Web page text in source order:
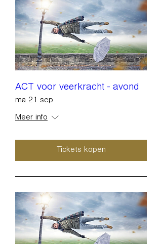
ACT voor veerkracht - avond
ma 21 sep
Meer info
Tickets kopen